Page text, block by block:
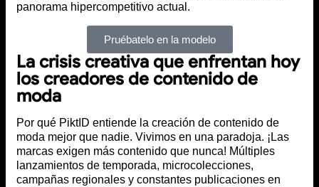
panorama hipercompetitivo actual.
Pruébatelo en la modelo
La crisis creativa que enfrentan hoy
los creadores de contenido de
moda
Por qué PiktID entiende la creación de contenido de
moda mejor que nadie. Vivimos en una paradoja. ¡Las
marcas exigen más contenido que nunca! Múltiples
lanzamientos de temporada, microcolecciones,
campañas regionales y constantes publicaciones en